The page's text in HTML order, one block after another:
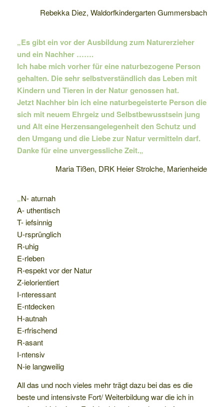
Rebekka Diez, Waldorfkindergarten Gummersbach
„Es gibt ein vor der Ausbildung zum Naturerzieher
und ein Nachher …….
Ich habe mich vorher für eine naturbezogene Person
gehalten. Die sehr selbstverständlich das Leben mit
Kindern und Tieren in der Natur genossen hat.
Jetzt Nachher bin ich eine naturbegeisterte Person die
sich mit neuem Ehrgeiz und Selbstbewusstsein jung
und Alt eine Herzensangelegenheit den Schutz und
den Umgang und die Liebe zur Natur vermitteln darf.
Danke für eine unvergessliche Zeit.„
Maria Tißen, DRK Heier Strolche, Marienheide
„N- aturnah
A- uthentisch
T- iefsinnig
U-rsprünglich
R-uhig
E-rleben
R-espekt vor der Natur
Z-ielorientiert
I-nteressant
E-ntdecken
H-autnah
E-rfrischend
R-asant
I-ntensiv
N-ie langweilig
All das und noch vieles mehr trägt dazu bei das es die
beste und intensivste Fort/ Weiterbildung war die ich in